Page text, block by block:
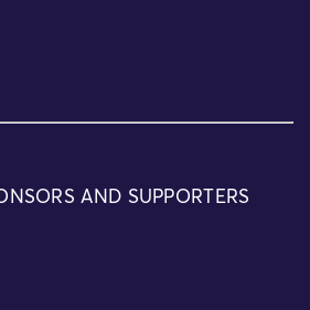
AND SUPPORTERS